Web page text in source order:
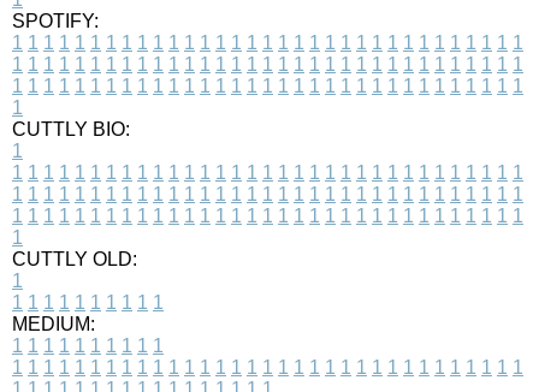
SPOTIFY:
1 1 1 1 1 1 1 1 1 1 1 1 1 1 1 1 1 1 1 1 1 1 1 1 1 1 1 1 1 1 1 1 1
1 1 1 1 1 1 1 1 1 1 1 1 1 1 1 1 1 1 1 1 1 1 1 1 1 1 1 1 1 1 1 1 1
1 1 1 1 1 1 1 1 1 1 1 1 1 1 1 1 1 1 1 1 1 1 1 1 1 1 1 1 1 1 1 1 1
1
CUTTLY BIO:
1
1 1 1 1 1 1 1 1 1 1 1 1 1 1 1 1 1 1 1 1 1 1 1 1 1 1 1 1 1 1 1 1 1
1 1 1 1 1 1 1 1 1 1 1 1 1 1 1 1 1 1 1 1 1 1 1 1 1 1 1 1 1 1 1 1 1
1 1 1 1 1 1 1 1 1 1 1 1 1 1 1 1 1 1 1 1 1 1 1 1 1 1 1 1 1 1 1 1 1
1
CUTTLY OLD:
1
1 1 1 1 1 1 1 1 1 1
MEDIUM:
1 1 1 1 1 1 1 1 1 1
1 1 1 1 1 1 1 1 1 1 1 1 1 1 1 1 1 1 1 1 1 1 1 1 1 1 1 1 1 1 1 1 1